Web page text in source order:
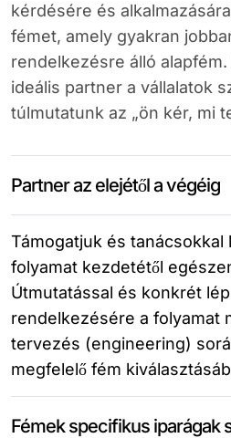
kérdésére és
fémet, amely gyakran
rendelkezésre álló
ideális partner a vállalatok
túlmutatunk az „ön kér, mi
Partner az elejétől a végéig
Támogatjuk és tanácsokkal
folyamat kezdetétől
Útmutatással és konkrét
rendelkezésére a folyamat
tervezés (engineering)
megfelelő fém
Fémek specifikus iparágak